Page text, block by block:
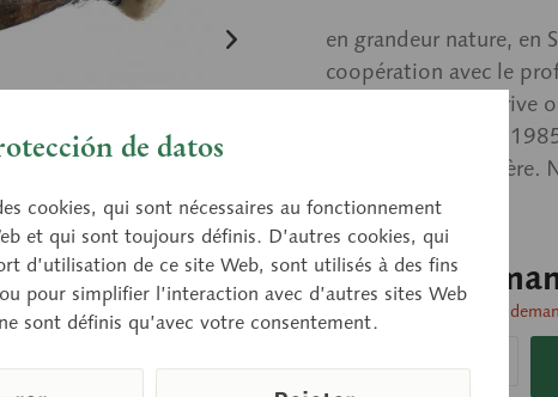
en grandeur nature, en
coopération avec le
découverte: Sur la rive
Rodolphe), Kenya,
d’années av. notre
Prix sur
Délai de livraison sur
de datos
cookies, qui sont nécessaires au fonctionnement
et qui sont toujours définis. D’autres cookies, qui
d’utilisation de ce site Web, sont utilisés à des fins
pour simplifier l’interaction avec d’autres sites Web
sont définis qu’avec votre consentement.